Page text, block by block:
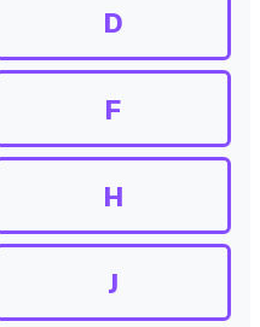
D
F
H
J